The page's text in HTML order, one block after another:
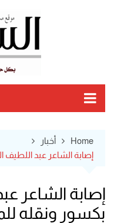
Home
أخبار
إصابة الشاعر عبد
إصابة الشاعر
بكسور ونقله